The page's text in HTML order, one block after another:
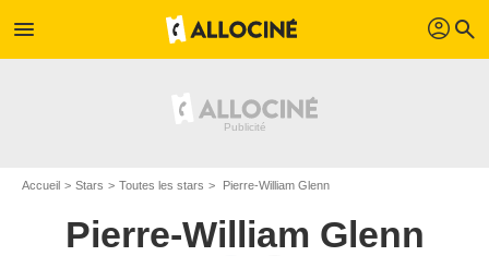
menu profil search
Accueil Stars Toutes les stars Pierre-William Glenn
Pierre-William Glenn